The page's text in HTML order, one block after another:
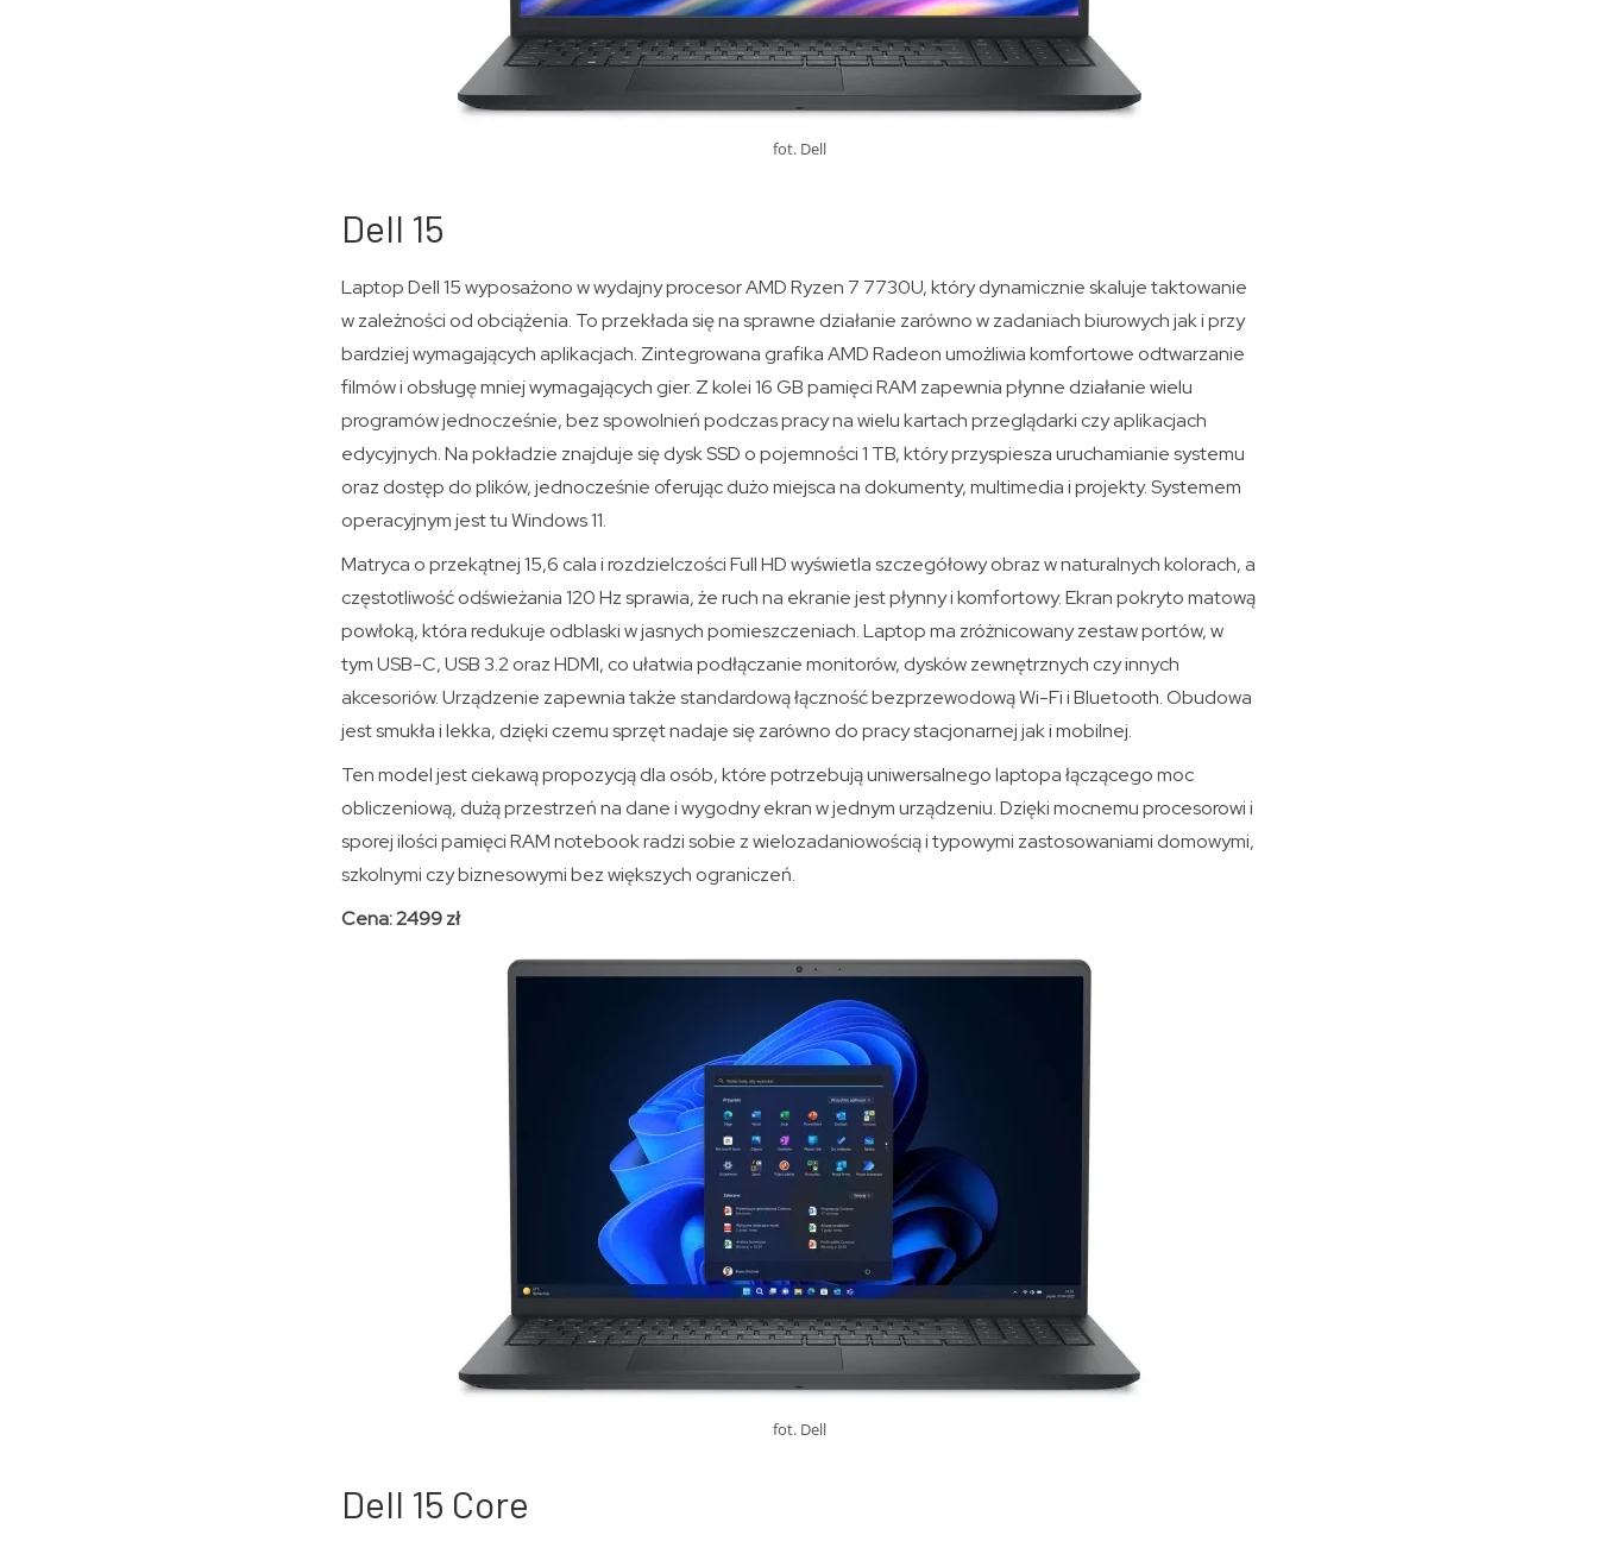
fot. Dell
Dell 15
Laptop Dell 15 wyposażono w wydajny procesor AMD Ryzen 7 7730U, który dynamicznie skaluje taktowanie
w zależności od obciążenia. To przekłada się na sprawne działanie zarówno w zadaniach biurowych jak i przy
bardziej wymagających aplikacjach. Zintegrowana grafika AMD Radeon umożliwia komfortowe odtwarzanie
filmów i obsługę mniej wymagających gier. Z kolei 16 GB pamięci RAM zapewnia płynne działanie wielu
programów jednocześnie, bez spowolnień podczas pracy na wielu kartach przeglądarki czy aplikacjach
edycyjnych. Na pokładzie znajduje się dysk SSD o pojemności 1 TB, który przyspiesza uruchamianie systemu
oraz dostęp do plików, jednocześnie oferując dużo miejsca na dokumenty, multimedia i projekty. Systemem
operacyjnym jest tu Windows 11.
Matryca o przekątnej 15,6 cala i rozdzielczości Full HD wyświetla szczegółowy obraz w naturalnych kolorach, a
częstotliwość odświeżania 120 Hz sprawia, że ruch na ekranie jest płynny i komfortowy. Ekran pokryto matową
powłoką, która redukuje odblaski w jasnych pomieszczeniach. Laptop ma zróżnicowany zestaw portów, w
tym USB-C, USB 3.2 oraz HDMI, co ułatwia podłączanie monitorów, dysków zewnętrznych czy innych
akcesoriów. Urządzenie zapewnia także standardową łączność bezprzewodową Wi-Fi i Bluetooth. Obudowa
jest smukła i lekka, dzięki czemu sprzęt nadaje się zarówno do pracy stacjonarnej jak i mobilnej.
Ten model jest ciekawą propozycją dla osób, które potrzebują uniwersalnego laptopa łączącego moc
obliczeniową, dużą przestrzeń na dane i wygodny ekran w jednym urządzeniu. Dzięki mocnemu procesorowi i
sporej ilości pamięci RAM notebook radzi sobie z wielozadaniowością i typowymi zastosowaniami domowymi,
szkolnymi czy biznesowymi bez większych ograniczeń.
Cena: 2499 zł
fot. Dell
Dell 15 Core